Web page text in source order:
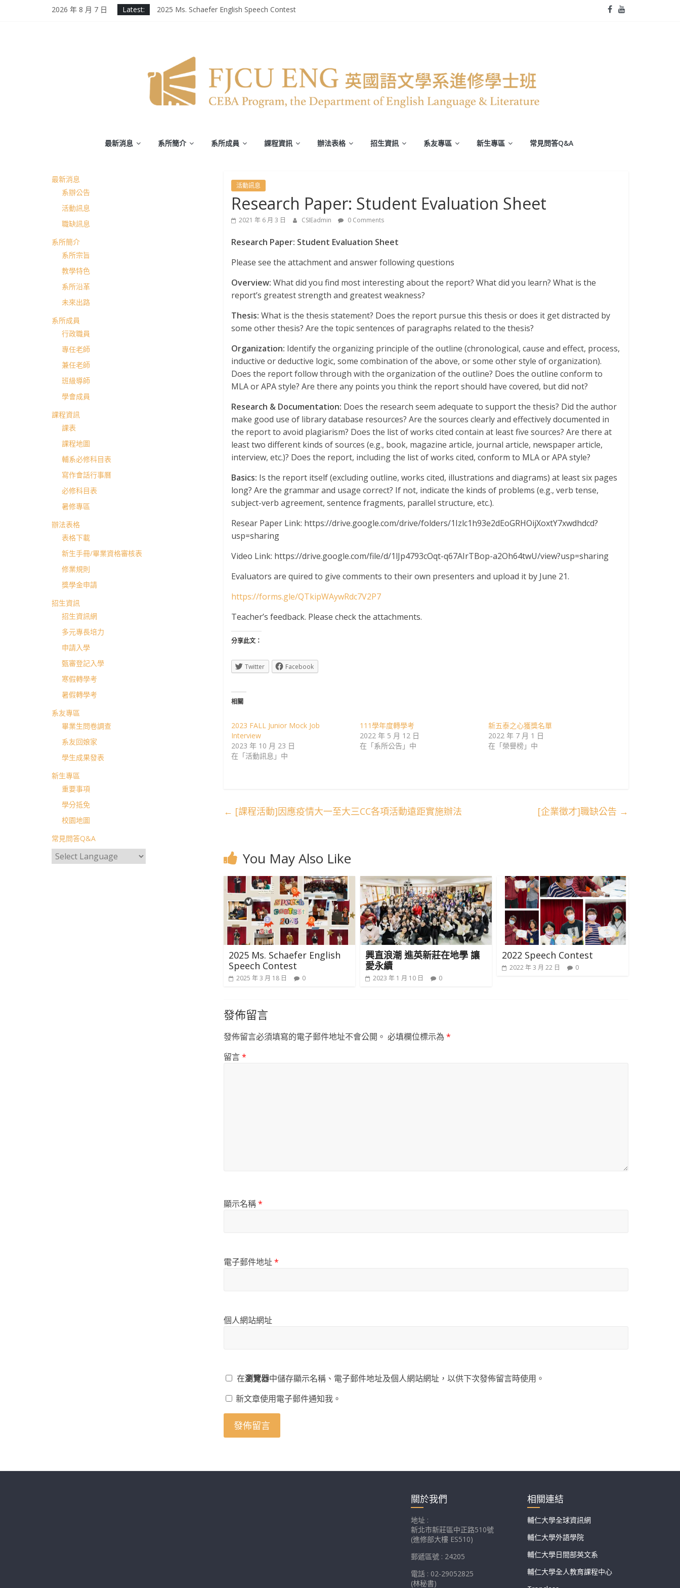
2026 年 8 月 7 日 Latest:
2025 Ms. Schaefer English Speech Contest
大
學
英
國
語
文
學
系
進
修
學
士
班
最新消息 系所簡介 系所成員 課程資訊 辦法表格 招生資訊 系友專區 新生專區 常見問答Q&A
活動訊息
Research Paper: Student Evaluation Sheet
2021 年 6 月 3 日 CSIEadmin 0 Comments
Research Paper: Student Evaluation Sheet
Please see the attachment and answer following questions
Overview: What did you find most interesting about the report? What did you learn? What is the
report’s greatest strength and greatest weakness?
Thesis: What is the thesis statement? Does the report pursue this thesis or does it get distracted by
some other thesis? Are the topic sentences of paragraphs related to the thesis?
Organization: Identify the organizing principle of the outline (chronological, cause and effect, process,
inductive or deductive logic, some combination of the above, or some other style of organization).
Does the report follow through with the organization of the outline? Does the outline conform to
MLA or APA style? Are there any points you think the report should have covered, but did not?
Research & Documentation: Does the research seem adequate to support the thesis? Did the author
make good use of library database resources? Are the sources clearly and effectively documented in
the report to avoid plagiarism? Does the list of works cited contain at least five sources? Are there at
least two different kinds of sources (e.g., book, magazine article, journal article, newspaper article,
interview, etc.)? Does the report, including the list of works cited, conform to MLA or APA style?
Basics: Is the report itself (excluding outline, works cited, illustrations and diagrams) at least six pages
long? Are the grammar and usage correct? If not, indicate the kinds of problems (e.g., verb tense,
subject-verb agreement, sentence fragments, parallel structure, etc.).
Resear Paper Link: https://drive.google.com/drive/folders/1Izlc1h93e2dEoGRHOijXoxtY7xwdhdcd?
usp=sharing
Video Link: https://drive.google.com/file/d/1lJp4793cOqt-q67AIrTBop-a2Oh64twU/view?usp=sharing
Evaluators are quired to give comments to their own presenters and upload it by June 21.
https://forms.gle/QTkipWAywRdc7V2P7
Teacher’s feedback. Please check the attachments.
分享此文：
Twitter Facebook
相關
2023 FALL Junior Mock Job
Interview
2023 年 10 月 23 日
在「活動訊息」中
111學年度轉學考
2022 年 5 月 12 日
在「系所公告」中
新五泰之心獲獎名單
2022 年 7 月 1 日
在「榮譽榜」中
← [課程活動]因應疫情大一至大三CC各項活動遠距實施辦法 [企業徵才]職缺公告 →
You May Also Like
2025 Ms. Schaefer English
Speech Contest
2025 年 3 月 18 日 0
興直浪潮 進英新莊在地學 讓
愛永續
2023 年 1 月 10 日 0
2022 Speech Contest
2022 年 3 月 22 日 0
發佈留言
發佈留言必須填寫的電子郵件地址不會公開。 必填欄位標示為 *
留言*
顯示名稱*
電子郵件地址*
個人網站網址
在瀏覽器中儲存顯示名稱、電子郵件地址及個人網站網址，以供下次發佈留言時使用。
新文章使用電子郵件通知我。
最新消息
系辦公告
活動訊息
職缺訊息
系所簡介
系所宗旨
教學特色
系所沿革
未來出路
系所成員
行政職員
專任老師
兼任老師
班級導師
學會成員
課程資訊
課表
課程地圖
輔系必修科目表
寫作會話行事曆
必修科目表
暑修專區
辦法表格
表格下載
新生手冊/畢業資格審核表
修業規則
獎學金申請
招生資訊
招生資訊網
多元專長培力
申請入學
甄審登記入學
寒假轉學考
暑假轉學考
系友專區
畢業生問卷調查
系友回娘家
學生成果發表
新生專區
重要事項
學分抵免
校園地圖
常見問答Q&A
關於我們
地址 :
新北市新莊區中正路510號
(進修部大樓 ES510)
郵遞區號 : 24205
電話 : 02-29052825
(林秘書)
相關連結
輔仁大學全球資訊網
輔仁大學外語學院
輔仁大學日間部英文系
輔仁大學全人教育課程中心